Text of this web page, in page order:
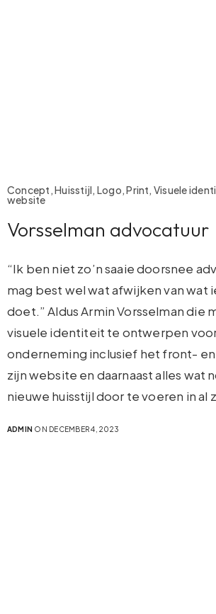
Concept, Huisstijl, Logo, Print, Visuele
website
Vorsselman advocatuur
“Ik ben niet zo’n saaie doorsnee
mag best wel wat afwijken van wat
doet.” Aldus Armin Vorsselman die
visuele identiteit te ontwerpen
onderneming inclusief het front-
zijn website en daarnaast alles wat
nieuwe huisstijl door te voeren in al
ADMIN ON DECEMBER 4, 2023